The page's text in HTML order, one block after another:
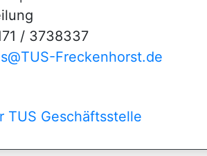
/ 3738337
Freckenhorst.de
TUS Geschäftsstelle